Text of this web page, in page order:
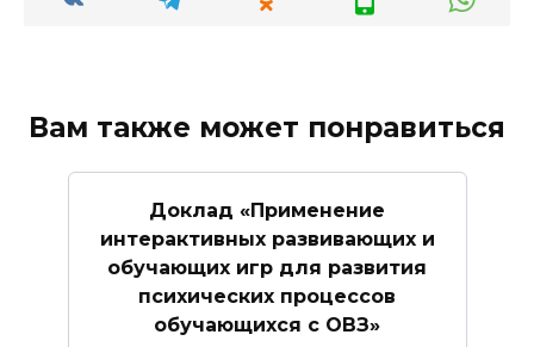
Вам также может понравиться
Доклад «Применение
интерактивных развивающих и
обучающих игр для развития
психических процессов
обучающихся с ОВЗ»